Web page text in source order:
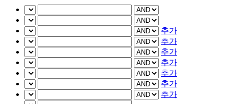
추가
추가
추가
추가
추가
추가
추가